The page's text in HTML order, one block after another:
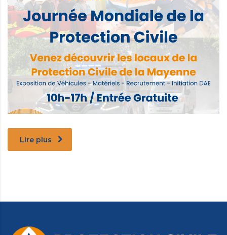
Lire plus